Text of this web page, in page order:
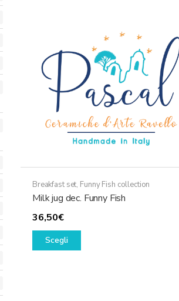
opzioni
possono
essere
scelte
nella
pagina
del
prodotto
Breakfast set, Funny Fish collection
Milk jug dec. Funny Fish
36,50€
Scegli
Questo